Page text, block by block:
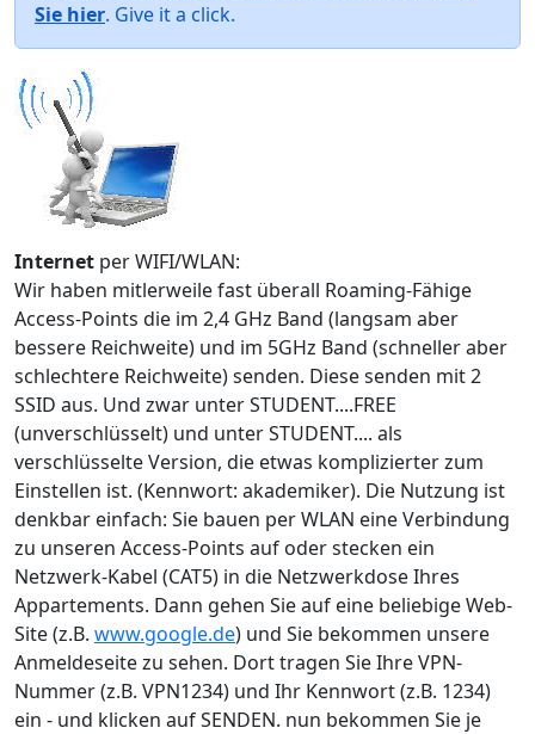
Sie hier. Give it a click.
Internet per WIFI/WLAN:
Wir haben mitlerweile fast überall Roaming-Fähige
Access-Points die im 2,4 GHz Band (langsam aber
bessere Reichweite) und im 5GHz Band (schneller aber
schlechtere Reichweite) senden. Diese senden mit 2
SSID aus. Und zwar unter STUDENT....FREE
(unverschlüsselt) und unter STUDENT.... als
verschlüsselte Version, die etwas komplizierter zum
Einstellen ist. (Kennwort: akademiker). Die Nutzung ist
denkbar einfach: Sie bauen per WLAN eine Verbindung
zu unseren Access-Points auf oder stecken ein
Netzwerk-Kabel (CAT5) in die Netzwerkdose Ihres
Appartements. Dann gehen Sie auf eine beliebige Web-
Site (z.B. www.google.de) und Sie bekommen unsere
Anmeldeseite zu sehen. Dort tragen Sie Ihre VPN-
Nummer (z.B. VPN1234) und Ihr Kennwort (z.B. 1234)
ein - und klicken auf SENDEN. nun bekommen Sie je